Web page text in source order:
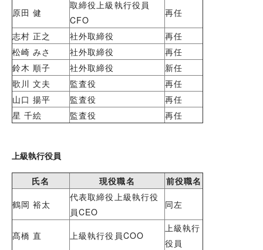
原田 健
取締役上級執行役員
CFO
再任
志村 正之
社外取締役
再任
松崎 みさ
社外取締役
再任
鈴木 順子
社外取締役
新任
歌川 文夫
監査役
再任
山口 揚平
監査役
再任
星 千絵
監査役 再任
上級執行役員
氏名 現役職名
前役職名
鶴岡 裕太
代表取締役上級執行役
員CEO
同左
髙橋 直 上級執行役員COO
上級執行
役員